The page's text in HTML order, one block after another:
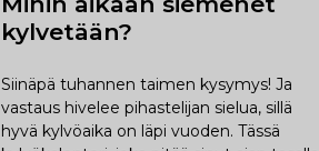
kylvetään?
Siinäpä tuhannen taimen kysymys! Ja
vastaus hivelee pihastelijan sielua, sillä
hyvä kylvöaika on läpi vuoden. Tässä